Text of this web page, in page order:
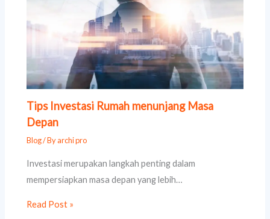
Tips Investasi Rumah menunjang Masa
Depan
Blog/ Byarchi pro
Investasi merupakan langkah penting dalam
mempersiapkan masa depan yang lebih…
Read Post »